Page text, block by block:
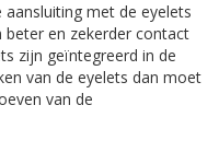
met de eyelets
en zekerder contact
zijn geïntegreerd in de
van de eyelets dan moet
van de